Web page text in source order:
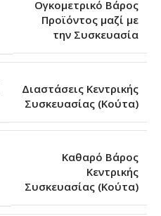
Ογκομετρικό Βάρος
Προϊόντος μαζί με
την Συσκευασία
Διαστάσεις Κεντρικής
Συσκευασίας (Κούτα)
Καθαρό Βάρος
Κεντρικής
Συσκευασίας (Κούτα)